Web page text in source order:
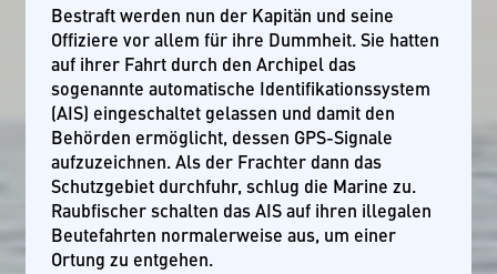
Bestraft werden nun der Kapitän und seine
Offiziere vor allem für ihre Dummheit. Sie hatten
auf ihrer Fahrt durch den Archipel das
sogenannte automatische Identifikationssystem
(AIS) eingeschaltet gelassen und damit den
Behörden ermöglicht, dessen GPS-Signale
aufzuzeichnen. Als der Frachter dann das
Schutzgebiet durchfuhr, schlug die Marine zu.
Raubfischer schalten das AIS auf ihren illegalen
Beutefahrten normalerweise aus, um einer
Ortung zu entgehen.